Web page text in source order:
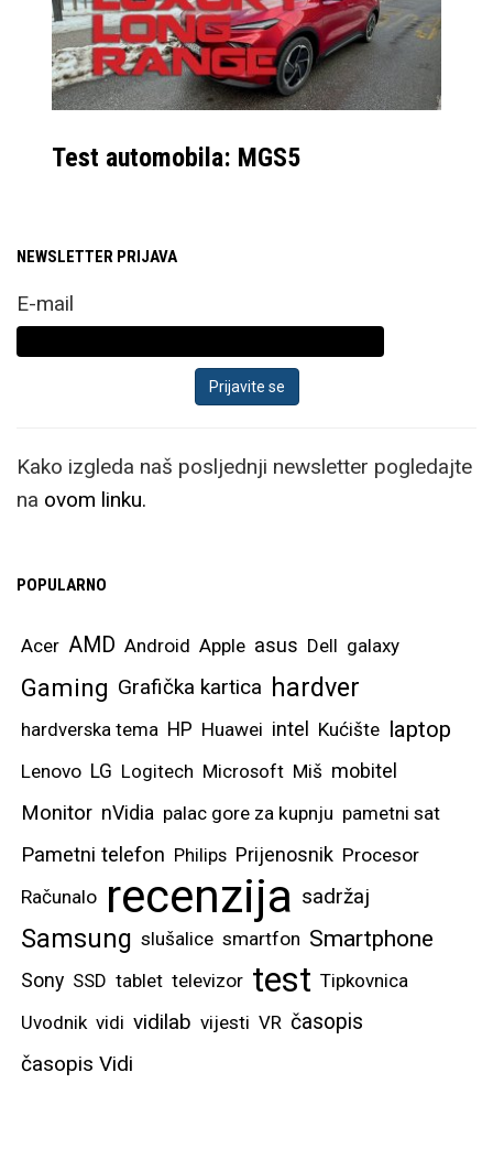
Test automobila: MGS5
NEWSLETTER PRIJAVA
E-mail
Kako izgleda naš posljednji newsletter pogledajte
na ovom linku.
POPULARNO
Acer AMD Android Apple asus Dell galaxy
Gaming Grafička kartica hardver
hardverska tema HP Huawei intel Kućište laptop
Lenovo LG Logitech Microsoft Miš mobitel
Monitor nVidia palac gore za kupnju pametni sat
Pametni telefon Philips Prijenosnik Procesor
Računalo recenzija sadržaj
Samsung slušalice smartfon Smartphone
Sony SSD tablet televizor test Tipkovnica
Uvodnik vidi vidilab vijesti VR časopis
časopis Vidi